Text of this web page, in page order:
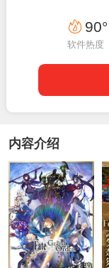
90°
软件热度
内容介绍